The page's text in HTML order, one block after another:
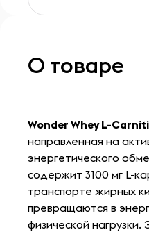
О товаре
Wonder Whey L-
направленная на
энергетического
содержит 3100 мг L-
транспорте жирных
превращаются в
физической